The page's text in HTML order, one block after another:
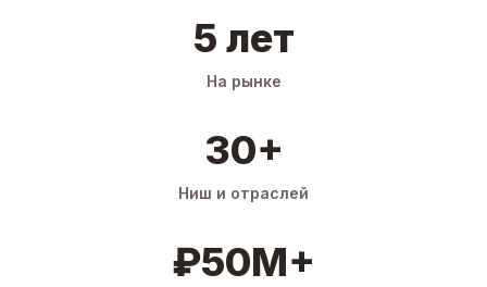
5 лет
На рынке
30+
Ниш и отраслей
₽50M+